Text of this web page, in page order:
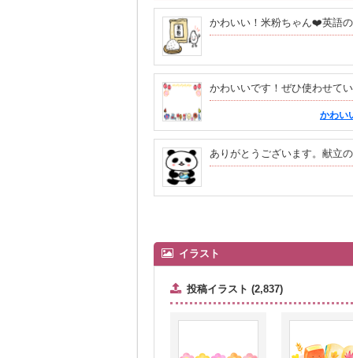
かわいい！米粉ちゃん❤️英語
かわいいです！ぜひ使わせて
かわい
ありがとうございます。献立
イラスト
投稿イラスト (2,837)